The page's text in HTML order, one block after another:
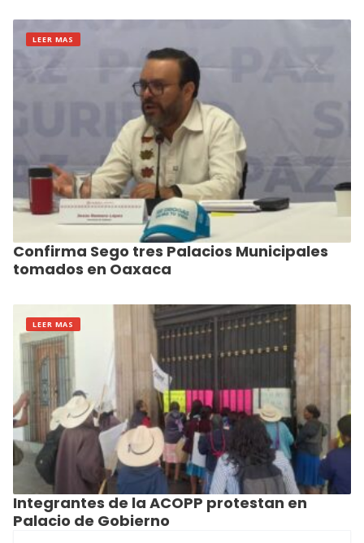
LEER MAS
Confirma Sego tres Palacios Municipales
tomados en Oaxaca
LEER MAS
Integrantes de la ACOPP protestan en
Palacio de Gobierno